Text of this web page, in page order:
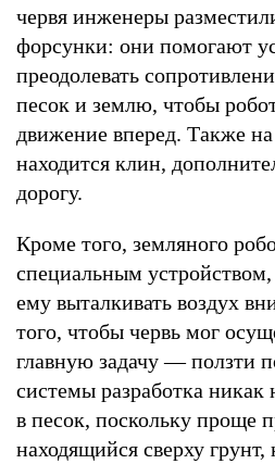
червя инженеры
форсунки: они помогают
преодолевать
песок и землю, чтобы
движение вперед. Также
находится клин,
дорогу.
Кроме того, земляного
специальным устройством,
ему выталкивать воздух
того, чтобы червь мог
главную задачу — ползти
системы разработка никак
в песок, поскольку проще
находящийся сверху